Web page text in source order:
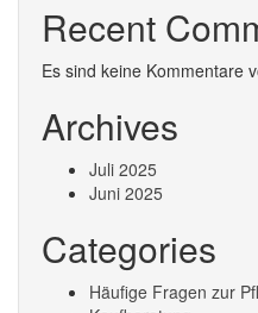
Recent
Es sind keine Kommentare
Archives
Juli 2025
Juni 2025
Categories
Häufige Fragen zur